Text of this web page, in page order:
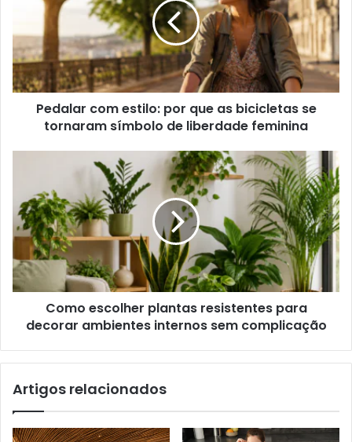
Pedalar com estilo: por que as bicicletas se
tornaram símbolo de liberdade feminina
Como escolher plantas resistentes para
decorar ambientes internos sem complicação
Artigos relacionados